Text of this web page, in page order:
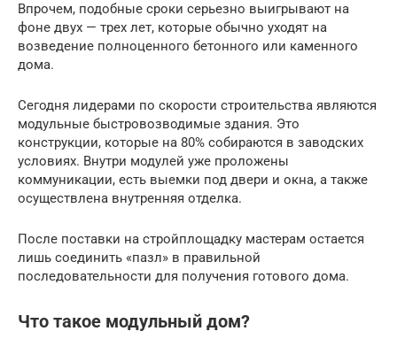
Впрочем, подобные сроки серьезно выигрывают на
фоне двух — трех лет, которые обычно уходят на
возведение полноценного бетонного или каменного
дома.
Сегодня лидерами по скорости строительства являются
модульные быстровозводимые здания. Это
конструкции, которые на 80% собираются в заводских
условиях. Внутри модулей уже проложены
коммуникации, есть выемки под двери и окна, а также
осуществлена внутренняя отделка.
После поставки на стройплощадку мастерам остается
лишь соединить «пазл» в правильной
последовательности для получения готового дома.
Что такое модульный дом?